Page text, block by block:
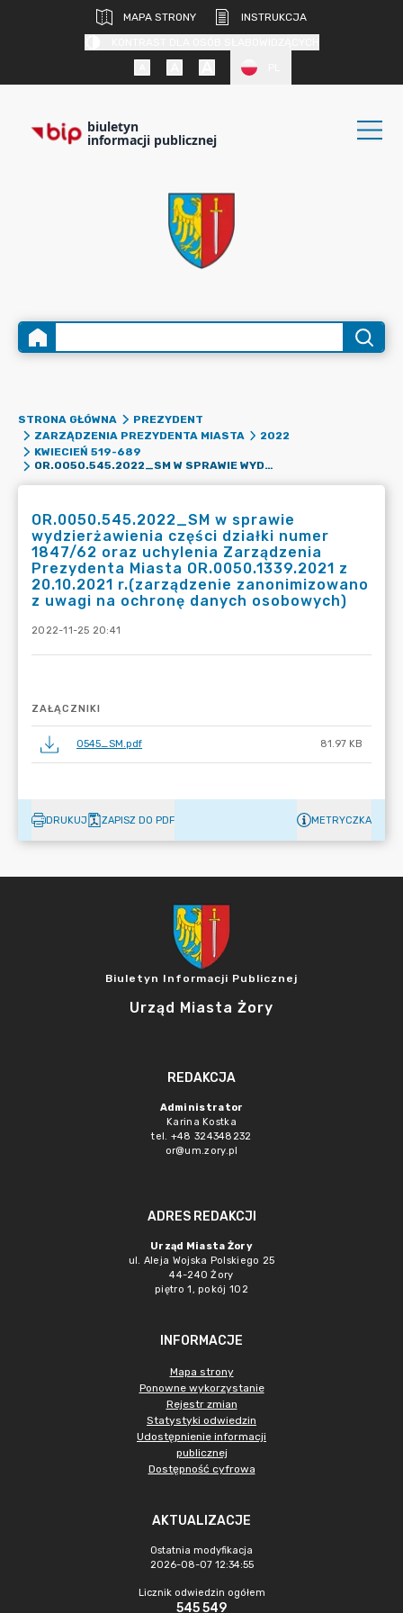
MAPA STRONY
INSTRUKCJA
biuletyn
informacji publicznej
STRONA GŁÓWNA
PREZYDENT
ZARZĄDZENIA PREZYDENTA MIASTA
2022
KWIECIEŃ 519-689
OR.0050.545.2022_SM W SPRAWIE WYDZIERŻAWIENIA CZĘŚCI DZIAŁKI NUMER 1847/62 ORAZ UCHYLENIA ZARZĄDZENIA PREZYDENTA MIASTA OR.0050.1339.2021 Z 20.10.2021 R.(ZARZĄDZENIE ZANONIMIZOWANO Z UWAGI NA OCHRONĘ DANYCH OSOBOWYCH)
OR.0050.545.2022_SM w sprawie
wydzierżawienia części działki numer
1847/62 oraz uchylenia Zarządzenia
Prezydenta Miasta OR.0050.1339.2021 z
20.10.2021 r.(zarządzenie zanonimizowano
z uwagi na ochronę danych osobowych)
2022-11-25 20:41
ZAŁĄCZNIKI
0545_SM.pdf 81.97 KB
DRUKUJ ZAPISZ DO PDF METRYCZKA
Biuletyn Informacji Publicznej
Urząd Miasta Żory
REDAKCJA
Administrator
Karina Kostka
tel. +48 324348232
or@um.zory.pl
ADRES REDAKCJI
Urząd Miasta Żory
ul. Aleja Wojska Polskiego 25
44-240 Żory
piętro 1, pokój 102
INFORMACJE
Mapa strony
Ponowne wykorzystanie
Rejestr zmian
Statystyki odwiedzin
Udostępnienie informacji
publicznej
Dostępność cyfrowa
AKTUALIZACJE
Ostatnia modyfikacja
2026-08-07 12:34:55
Licznik odwiedzin ogółem
545 549